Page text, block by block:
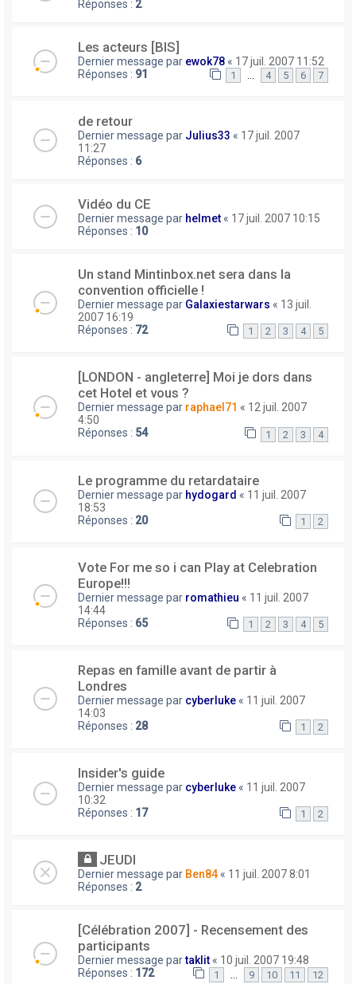
Réponses : 2
Les acteurs [BIS]
Dernier message par ewok78 « 17 juil. 2007 11:52
Réponses : 91 1 … 4 5 6 7
de retour
Dernier message par Julius33 « 17 juil. 2007
11:27
Réponses : 6
Vidéo du CE
Dernier message par helmet « 17 juil. 2007 10:15
Réponses : 10
Un stand Mintinbox.net sera dans la
convention officielle !
Dernier message par Galaxiestarwars « 13 juil.
2007 16:19
Réponses : 72 1 2 3 4 5
[LONDON - angleterre] Moi je dors dans
cet Hotel et vous ?
Dernier message par raphael71 « 12 juil. 2007
4:50
Réponses : 54 1 2 3 4
Le programme du retardataire
Dernier message par hydogard « 11 juil. 2007
18:53
Réponses : 20 1 2
Vote For me so i can Play at Celebration
Europe!!!
Dernier message par romathieu « 11 juil. 2007
14:44
Réponses : 65 1 2 3 4 5
Repas en famille avant de partir à
Londres
Dernier message par cyberluke « 11 juil. 2007
14:03
Réponses : 28 1 2
Insider's guide
Dernier message par cyberluke « 11 juil. 2007
10:32
Réponses : 17 1 2
JEUDI
Dernier message par Ben84 « 11 juil. 2007 8:01
Réponses : 2
[Célébration 2007] - Recensement des
participants
Dernier message partaklit « 10 juil. 2007 19:48
Réponses : 172 1 9 10 11 12